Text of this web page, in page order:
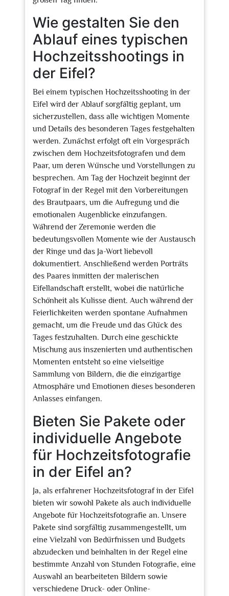
Wie gestalten Sie den
Ablauf eines typischen
Hochzeitsshootings in
der Eifel?
Bei einem typischen Hochzeitsshooting in der
Eifel wird der Ablauf sorgfältig geplant, um
sicherzustellen, dass alle wichtigen Momente
und Details des besonderen Tages festgehalten
werden. Zunächst erfolgt oft ein Vorgespräch
zwischen dem Hochzeitsfotografen und dem
Paar, um deren Wünsche und Vorstellungen zu
besprechen. Am Tag der Hochzeit beginnt der
Fotograf in der Regel mit den Vorbereitungen
des Brautpaars, um die Aufregung und die
emotionalen Augenblicke einzufangen.
Während der Zeremonie werden die
bedeutungsvollen Momente wie der Austausch
der Ringe und das Ja-Wort liebevoll
dokumentiert. Anschließend werden Porträts
des Paares inmitten der malerischen
Eifellandschaft erstellt, wobei die natürliche
Schönheit als Kulisse dient. Auch während der
Feierlichkeiten werden spontane Aufnahmen
gemacht, um die Freude und das Glück des
Tages festzuhalten. Durch eine geschickte
Mischung aus inszenierten und authentischen
Momenten entsteht so eine vielseitige
Sammlung von Bildern, die die einzigartige
Atmosphäre und Emotionen dieses besonderen
Anlasses einfangen.
Bieten Sie Pakete oder
individuelle Angebote
für Hochzeitsfotografie
in der Eifel an?
Ja, als erfahrener Hochzeitsfotograf in der Eifel
bieten wir sowohl Pakete als auch individuelle
Angebote für Hochzeitsfotografie an. Unsere
Pakete sind sorgfältig zusammengestellt, um
eine Vielzahl von Bedürfnissen und Budgets
abzudecken und beinhalten in der Regel eine
bestimmte Anzahl von Stunden Fotografie, eine
Auswahl an bearbeiteten Bildern sowie
verschiedene Druck- oder Online-